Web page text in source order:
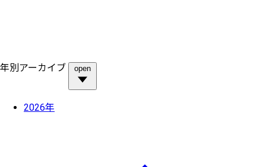
年別アーカイブ open
2026年